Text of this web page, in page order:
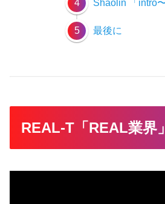
4 Shaolin 「intro
5 最後に
REAL-T「REAL業界」